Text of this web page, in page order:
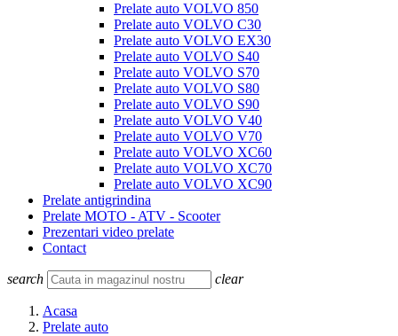
Prelate auto VOLVO 850
Prelate auto VOLVO C30
Prelate auto VOLVO EX30
Prelate auto VOLVO S40
Prelate auto VOLVO S70
Prelate auto VOLVO S80
Prelate auto VOLVO S90
Prelate auto VOLVO V40
Prelate auto VOLVO V70
Prelate auto VOLVO XC60
Prelate auto VOLVO XC70
Prelate auto VOLVO XC90
Prelate antigrindina
Prelate MOTO - ATV - Scooter
Prezentari video prelate
Contact
search clear
Acasa
Prelate auto